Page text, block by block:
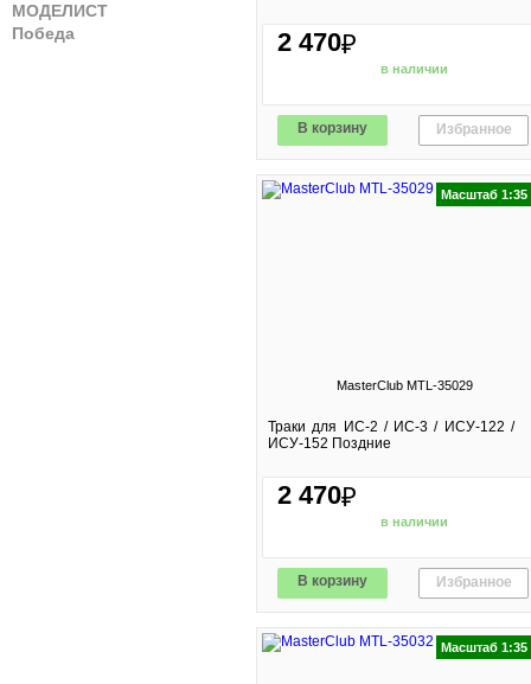
МОДЕЛИСТ
Победа
2 470₽
в наличии
В корзину Избранное
Масштаб 1:35
MasterClub MTL-35029
Траки для ИС-2 / ИС-3 / ИСУ-122 /
ИСУ-152 Поздние
2 470₽
в наличии
В корзину Избранное
Масштаб 1:35